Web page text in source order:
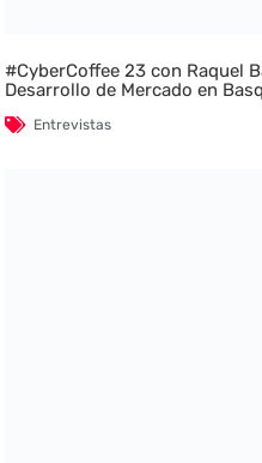
#CyberCoffee 23 con Raquel
Desarrollo de Mercado en
Entrevistas